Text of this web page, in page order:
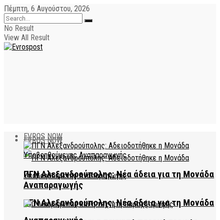
Πέμπτη, 6 Αυγούστου, 2026
No Result
View All Result
EVROS NOW
ΠΓΝ Αλεξανδρούπολης: Νέα άδεια για τη Μονάδα
EVROS NOW
ΠΓΝ Αλεξανδρούπολης: Νέα άδεια για τη Μονάδα
Αναπαραγωγής